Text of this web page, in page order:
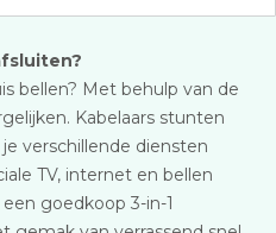
bellen? Met behulp van de
Kabelaars stunten
verschillende diensten
TV, internet en bellen
goedkoop 3-in-1